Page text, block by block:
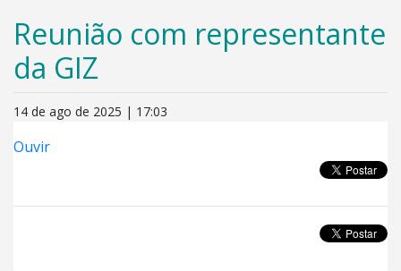
Reunião com representante
da GIZ
14 de ago de 2025 | 17:03
Ouvir